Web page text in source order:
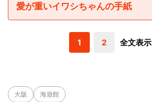
愛が重いイワシちゃんの手紙
1 2 全文表示
大阪 海遊館